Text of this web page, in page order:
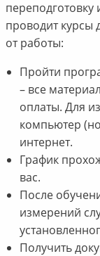
проводит курсы
от работы:
Пройти
– все
оплаты. Для
компьютер
интернет.
График
вас.
После
измерений
Получить